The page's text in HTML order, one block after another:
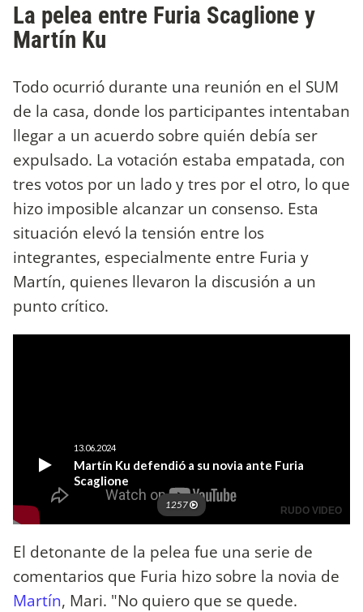
La pelea entre Furia Scaglione y
Martín Ku
Todo ocurrió durante una reunión en el SUM
de la casa, donde los participantes intentaban
llegar a un acuerdo sobre quién debía ser
expulsado. La votación estaba empatada, con
tres votos por un lado y tres por el otro, lo que
hizo imposible alcanzar un consenso. Esta
situación elevó la tensión entre los
integrantes, especialmente entre Furia y
Martín, quienes llevaron la discusión a un
punto crítico.
El detonante de la pelea fue una serie de
comentarios que Furia hizo sobre la novia de
Martín, Mari. "No quiero que se quede.